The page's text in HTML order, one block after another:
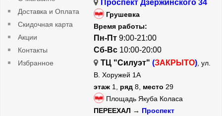
Доставка и Оплата
Скидочная карта
Акции
Контакты
Избранное
Проспект Дзержинского 34
Грушевка
Время работы:
Пн-Пт 9:00-21:00
Сб-Вс 10:00-20:00
ТЦ "Силуэт" (ЗАКРЫТО), ул.
В. Хоружей 1А
этаж 1, ряд 8, место 29
Площадь Якуба Коласа
ПЕРЕЕХАЛ → Проспект